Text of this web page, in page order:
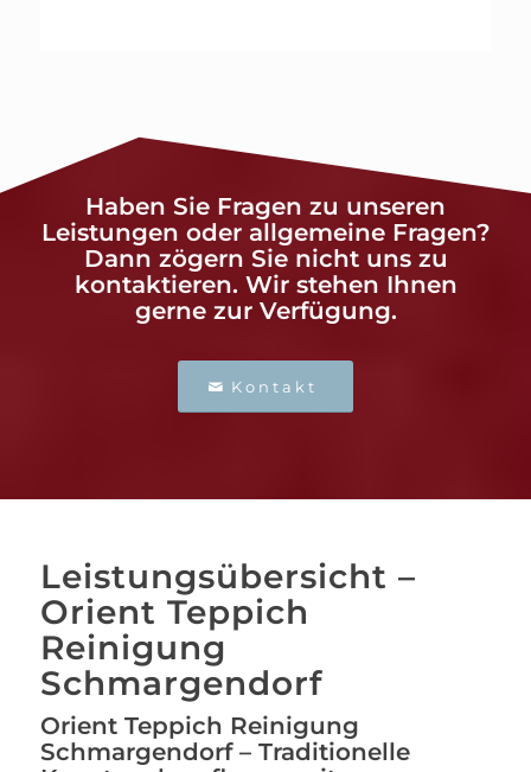
Haben Sie Fragen zu unseren
Leistungen oder allgemeine Fragen?
Dann zögern Sie nicht uns zu
kontaktieren. Wir stehen Ihnen
gerne zur Verfügung.
Kontakt
Leistungsübersicht –
Orient Teppich
Reinigung
Schmargendorf
Orient Teppich Reinigung
Schmargendorf – Traditionelle